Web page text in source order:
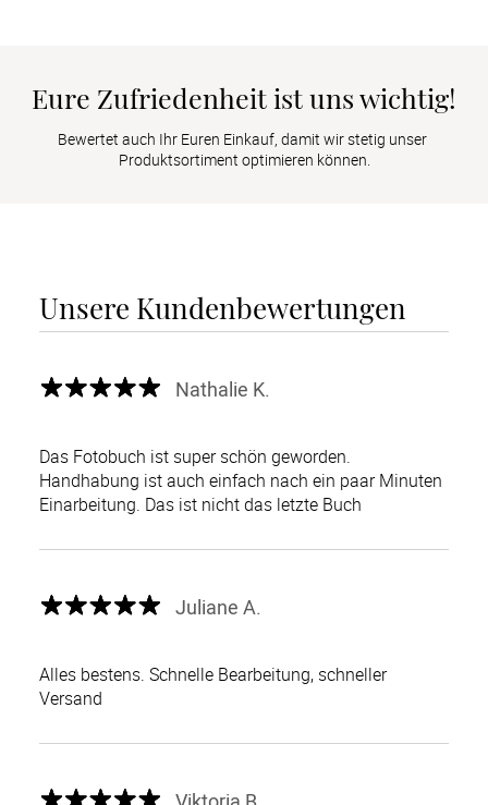
Eure Zufriedenheit ist uns wichtig!
Bewertet auch Ihr Euren Einkauf, damit wir stetig unser
Produktsortiment optimieren können.
Unsere Kundenbewertungen
Nathalie K.
Das Fotobuch ist super schön geworden.
Handhabung ist auch einfach nach ein paar Minuten
Einarbeitung. Das ist nicht das letzte Buch
Juliane A.
Alles bestens. Schnelle Bearbeitung, schneller
Versand